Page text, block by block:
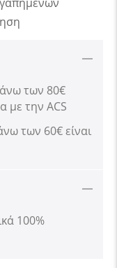
των 80€
με την ACS
των 60€ είναι
100%